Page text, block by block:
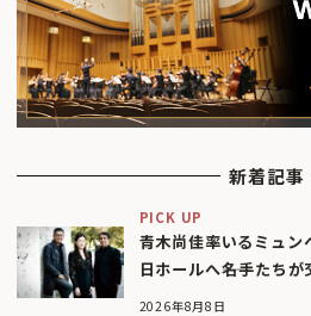
新着記事
PICK UP
青木尚佳率いるミュン
日ホールへ――名手たち
2026年8月8日